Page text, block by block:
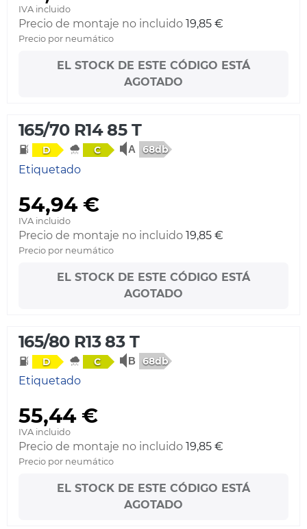
IVA incluido
Precio de montaje no incluido 19,85 €
Precio por neumático
EL STOCK DE ESTE CÓDIGO ESTÁ
AGOTADO
165/70 R14 85 T
D C 68db
Etiquetado
54,94 €
IVA incluido
Precio de montaje no incluido 19,85 €
Precio por neumático
EL STOCK DE ESTE CÓDIGO ESTÁ
AGOTADO
165/80 R13 83 T
D C 68db
Etiquetado
55,44 €
IVA incluido
Precio de montaje no incluido 19,85 €
Precio por neumático
EL STOCK DE ESTE CÓDIGO ESTÁ
AGOTADO